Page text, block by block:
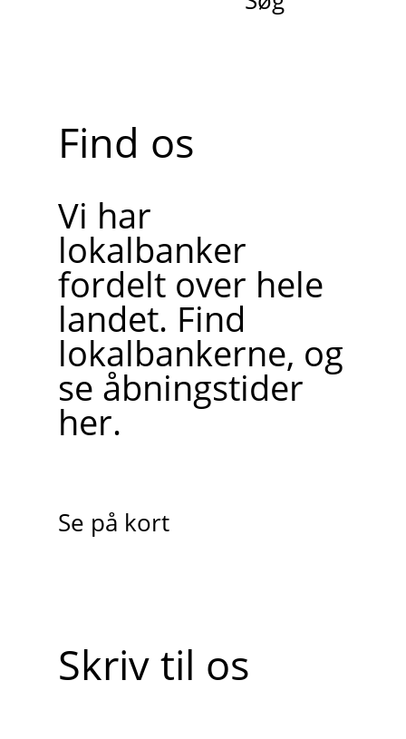
Find os
Vi har
lokalbanker
fordelt over hele
landet. Find
lokalbankerne, og
se åbningstider
her.
Se på kort
Skriv til os